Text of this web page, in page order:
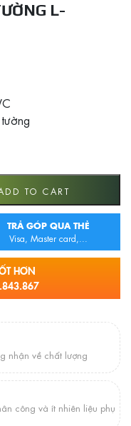
L-
quantity
TO CART
TRẢ GÓP QUA THẺ
Visa, Master card,...
HƠN
nhận về chất lượng
công và ít nhiên liệu phụ